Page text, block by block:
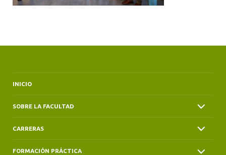
INICIO
SOBRE LA FACULTAD
CARRERAS
FORMACIÓN PRÁCTICA